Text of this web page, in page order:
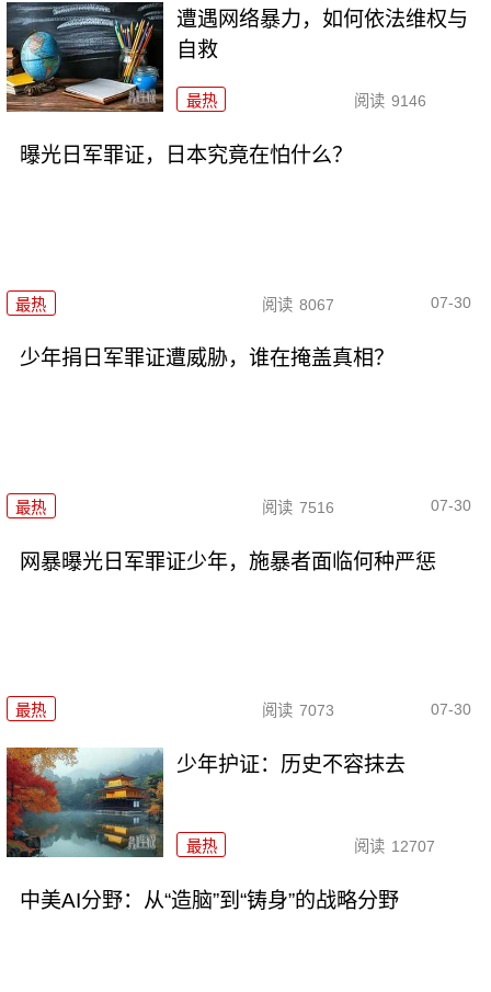
遭遇网络暴力，如何依法维权与
自救
最热 阅读 9146
曝光日军罪证，日本究竟在怕什么？
最热 阅读 8067 07-30
少年捐日军罪证遭威胁，谁在掩盖真相？
最热 阅读 7516 07-30
网暴曝光日军罪证少年，施暴者面临何种严惩
最热 阅读 7073 07-30
少年护证：历史不容抹去
最热 阅读 12707
中美AI分野：从“造脑”到“铸身”的战略分野